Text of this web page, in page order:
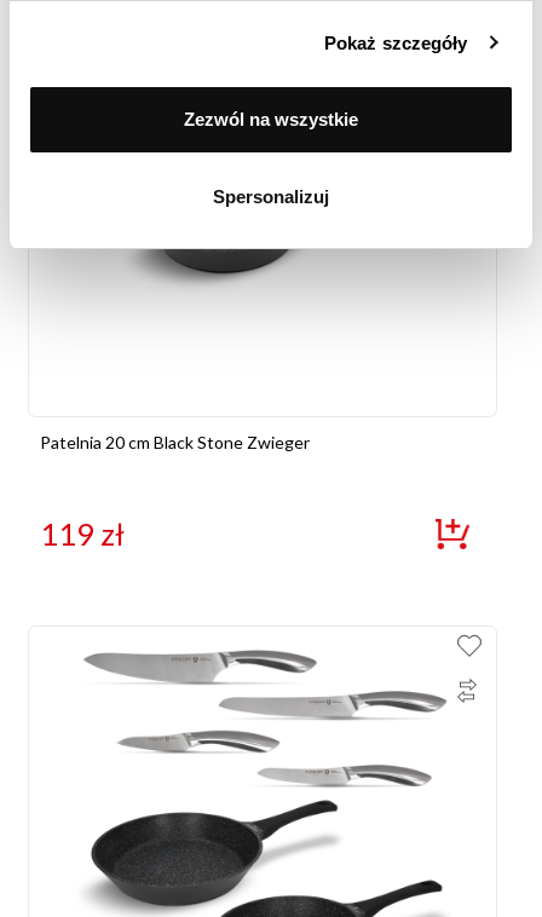
Pokaż szczegóły
Zezwól na wszystkie
Spersonalizuj
Patelnia 20 cm Black Stone Zwieger
119 zł